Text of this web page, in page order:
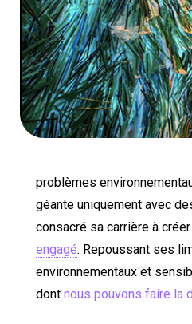
problèmes
géante uniquement avec
consacré sa carrière à
engagé. Repoussant ses
environnementaux et
dont nous pouvons faire la